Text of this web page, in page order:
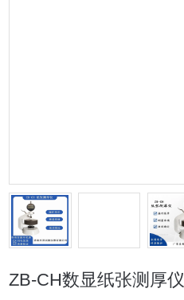
ZB-CH数显纸张测厚仪